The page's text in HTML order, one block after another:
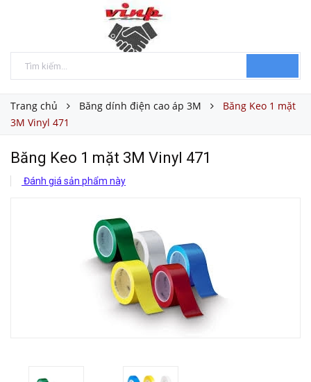
Trang chủ Băng dính điện cao áp 3M
Băng Keo 1 mặt
3M Vinyl 471
Băng Keo 1 mặt 3M Vinyl 471
Đánh giá sản phẩm này